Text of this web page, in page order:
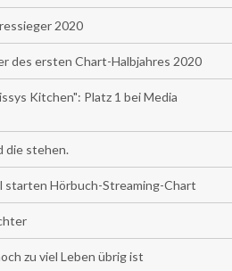
2020
des ersten Chart-Halbjahres 2020
Kitchen": Platz 1 bei Media
die stehen.
starten Hörbuch-Streaming-Chart
zu viel Leben übrig ist